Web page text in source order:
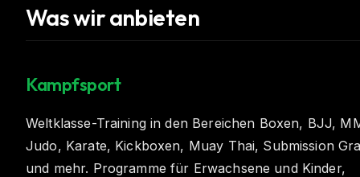
Was wir anbieten
Kampfsport
Weltklasse-Training in den Bereichen Boxen, BJJ,
Judo, Karate, Kickboxen, Muay Thai, Submission
und mehr. Programme für Erwachsene und Kinder,